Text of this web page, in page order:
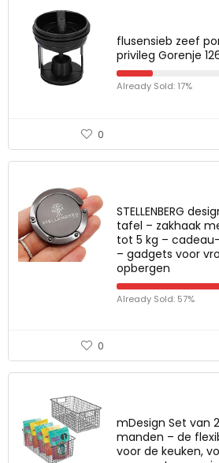
flusensieb zeef
privileg Gorenje
Already Sold: 17%
0
STELLENBERG
tafel – zakhaak
tot 5 kg –
– gadgets voor
opbergen
Already Sold: 57%
0
mDesign Set van
manden – de
voor de keuken,